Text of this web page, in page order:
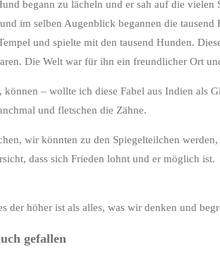
begann zu lächeln und er sah auf die
im selben Augenblick begannen die
und spielte mit den tausend Hunden.
Die Welt war für ihn ein freundlicher Ort
können – wollte ich diese Fabel aus Indien als
und fletschen die Zähne.
wir könnten zu den Spiegelteilchen
dass sich Frieden lohnt und er möglich ist.
der höher ist als alles, was wir denken und
gefallen